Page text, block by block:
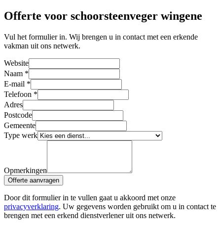
Offerte voor schoorsteenveger wingene
Vul het formulier in. Wij brengen u in contact met een erkende
vakman uit ons netwerk.
Website
Naam *
E-mail *
Telefoon *
Adres
Postcode
Gemeente
Type werk
Opmerkingen
Offerte aanvragen
Door dit formulier in te vullen gaat u akkoord met onze
privacyverklaring. Uw gegevens worden gebruikt om u in contact te
brengen met een erkend dienstverlener uit ons netwerk.